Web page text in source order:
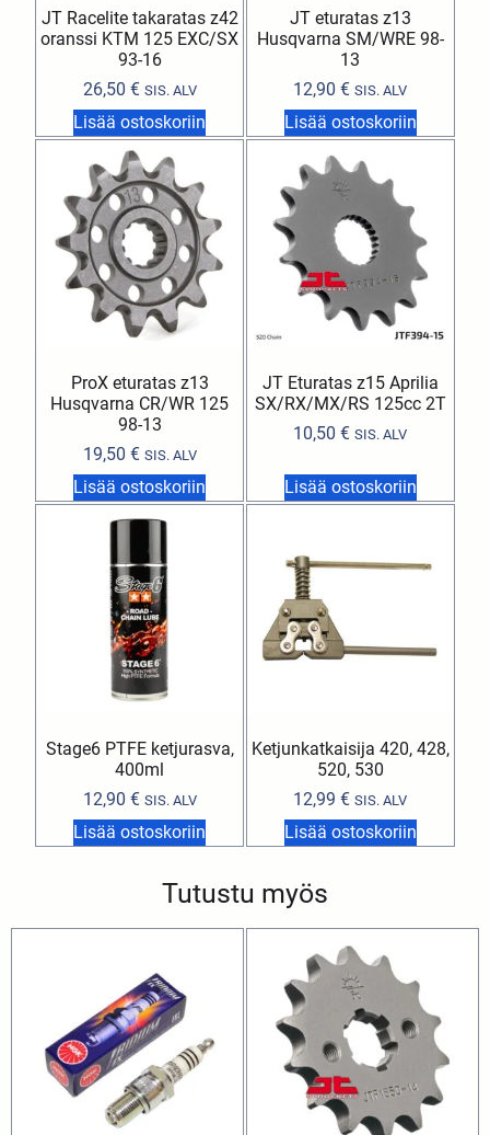
JT Racelite takaratas z42
oranssi KTM 125 EXC/SX
93-16
26,50 € SIS. ALV
Lisää ostoskoriin
JT eturatas z13
Husqvarna SM/WRE 98-
13
12,90€ SIS. ALV
Lisää ostoskoriin
ProX eturatas z13
Husqvarna CR/WR 125
98-13
19,50 € SIS. ALV
Lisää ostoskoriin
JT Eturatas z15 Aprilia
SX/RX/MX/RS 125cc 2T
10,50€ SIS. ALV
Lisää ostoskoriin
Stage6 PTFE ketjurasva,
400ml
12,90 € SIS. ALV
Lisää ostoskoriin
Ketjunkatkaisija 420, 428,
520, 530
12,99€ SIS. ALV
Lisää ostoskoriin
Tutustu myös